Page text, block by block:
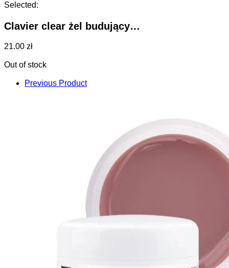
Selected:
Clavier clear żel budujący…
21.00 zł
Out of stock
Previous Product